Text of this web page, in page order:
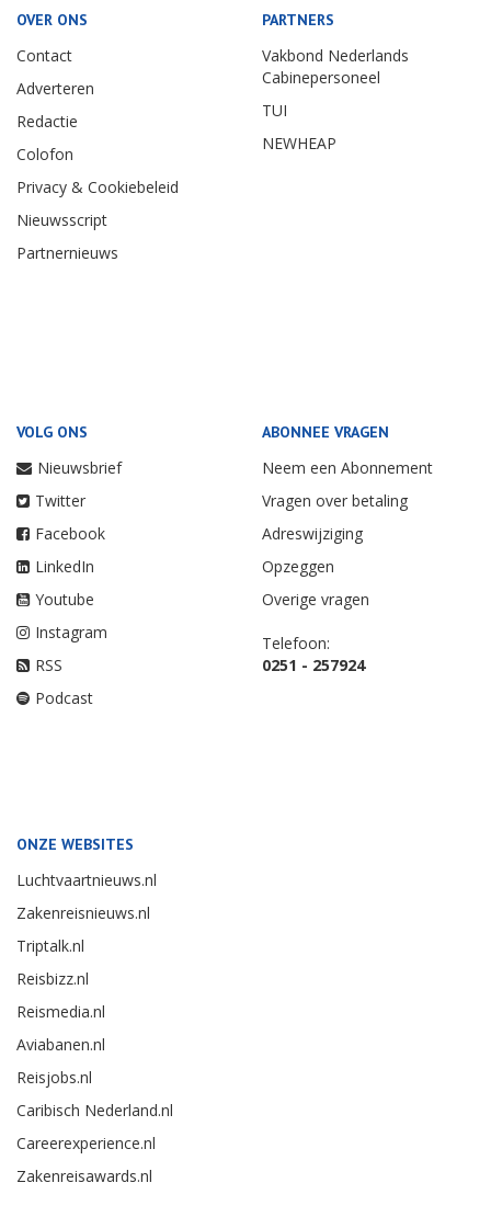
OVER ONS
Contact
Adverteren
Redactie
Colofon
Privacy & Cookiebeleid
Nieuwsscript
Partnernieuws
PARTNERS
Vakbond Nederlands
Cabinepersoneel
TUI
NEWHEAP
VOLG ONS
Nieuwsbrief
Twitter
Facebook
LinkedIn
Youtube
Instagram
RSS
Podcast
ABONNEE VRAGEN
Neem een Abonnement
Vragen over betaling
Adreswijziging
Opzeggen
Overige vragen
Telefoon:
0251 - 257924
ONZE WEBSITES
Luchtvaartnieuws.nl
Zakenreisnieuws.nl
Triptalk.nl
Reisbizz.nl
Reismedia.nl
Aviabanen.nl
Reisjobs.nl
Caribisch Nederland.nl
Careerexperience.nl
Zakenreisawards.nl